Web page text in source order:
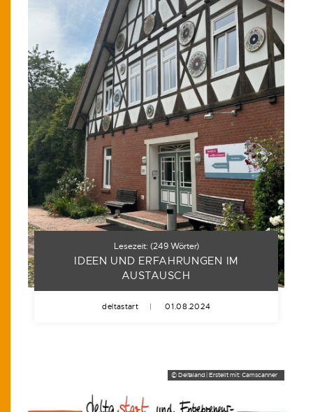
Lesezeit: (249Wörter)
IDEEN UND ERFAHRUNGEN IM
AUSTAUSCH
deltastart | 01.08.2024
© Deltaland | Erstellt mit: Camscanner